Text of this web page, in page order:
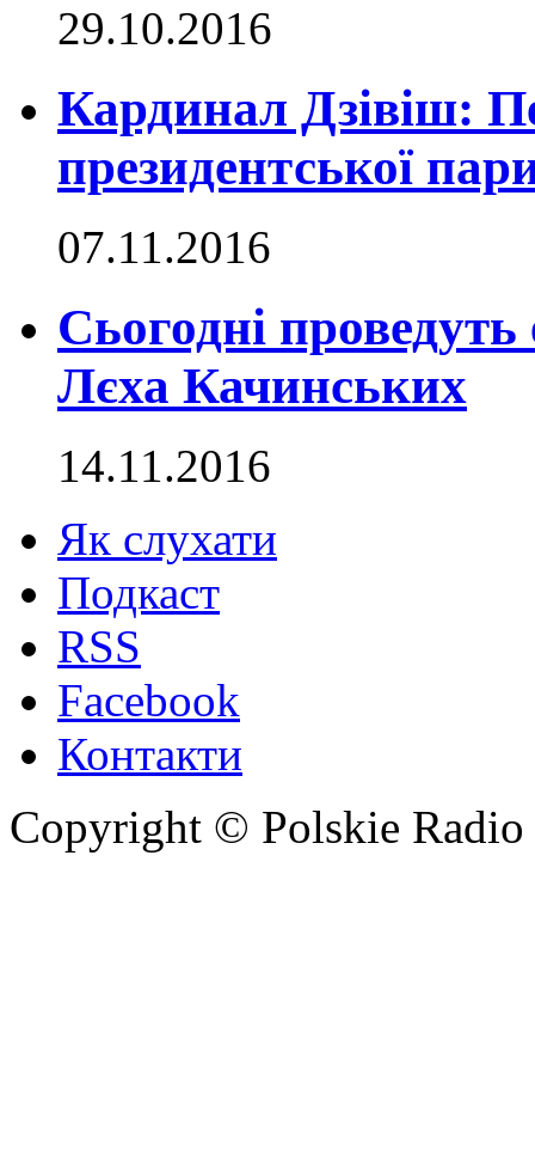
29.10.2016
Кардинал Дзівіш:
президентської
07.11.2016
Сьогодні проведуть
Лєха Качинських
14.11.2016
Як слухати
Подкаст
RSS
Facebook
Контакти
Copyright © Polskie